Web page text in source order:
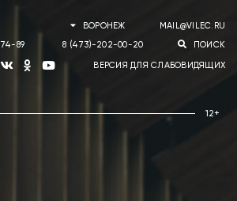
ВОРОНЕЖ MAIL@VILEC.RU
89 8 (473)-202-00-20 ПОИСК
ВЕРСИЯ ДЛЯ СЛАБОВИДЯЩИХ